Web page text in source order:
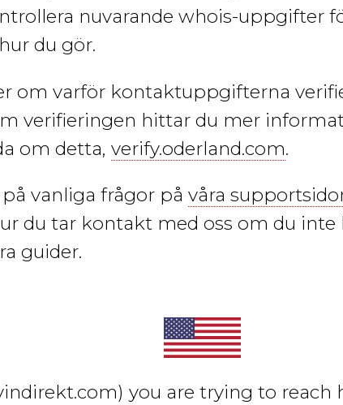
nuvarande whois-uppgifter
du gör.
om varför kontaktuppgifterna
verifieringen hittar du mer
om detta, verify.oderland.com.
vanliga frågor på våra
du tar kontakt med oss om du inte
guider.
you are trying to reach